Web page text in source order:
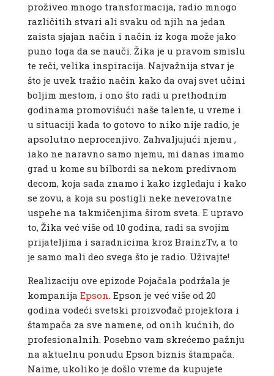
proživeo mnogo transformacija, radio mnogo
različitih stvari ali svaku od njih na jedan
zaista sjajan način i način iz koga može jako
puno toga da se nauči. Žika je u pravom smislu
te reči, velika inspiracija. Najvažnija stvar je
što je uvek tražio način kako da ovaj svet učini
boljim mestom, i ono što radi u prethodnim
godinama promovišući naše talente, u vreme i
u situaciji kada to gotovo to niko nije radio, je
apsolutno neprocenjivo. Zahvaljujući njemu ,
iako ne naravno samo njemu, mi danas imamo
grad u kome su bilbordi sa nekom predivnom
decom, koja sada znamo i kako izgledaju i kako
se zovu, a koja su postigli neke neverovatne
uspehe na takmičenjima širom sveta. E upravo
to, Žika već više od 10 godina, radi sa svojim
prijateljima i saradnicima kroz BrainzTv, a to
je samo mali deo svega što je radio. Uživajte!
Realizaciju ove epizode Pojačala podržala je
kompanija Epson. Epson je već više od 20
godina vodeći svetski proizvođač projektora i
štampača za sve namene, od onih kućnih, do
profesionalnih. Posebno vam skrećemo pažnju
na aktuelnu ponudu Epson biznis štampača.
Naime, ukoliko je došlo vreme da kupujete